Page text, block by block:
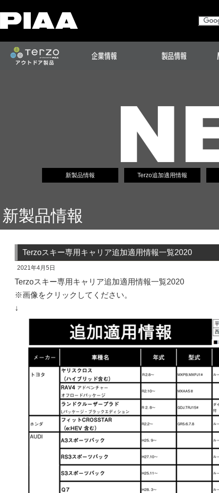
新製品情報 Terzo追加適用情報
新製品情報
Terzoスキー専用キャリア追加適用情報一覧2020
2021年4月5日
Terzoスキー専用キャリア追加適用情報一覧2020
※画像をクリックしてください。
↓